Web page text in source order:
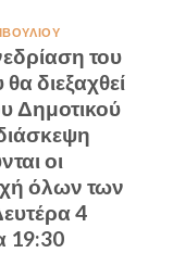
του
διεξαχθεί
Δημοτικού
οι
όλων των
4
19:30